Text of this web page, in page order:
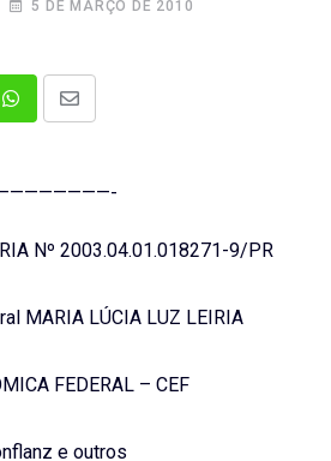
5 DE MARÇO DE 2010
WhatsappShare
Nº 2003.04.01.018271-9/PR
MARIA LÚCIA LUZ LEIRIA
FEDERAL – CEF
e outros